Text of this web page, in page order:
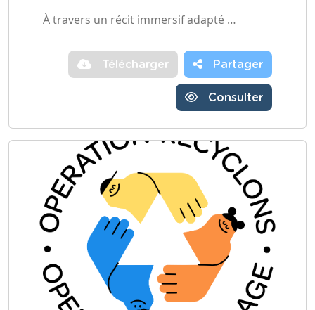
À travers un récit immersif adapté …
Télécharger Partager
Consulter